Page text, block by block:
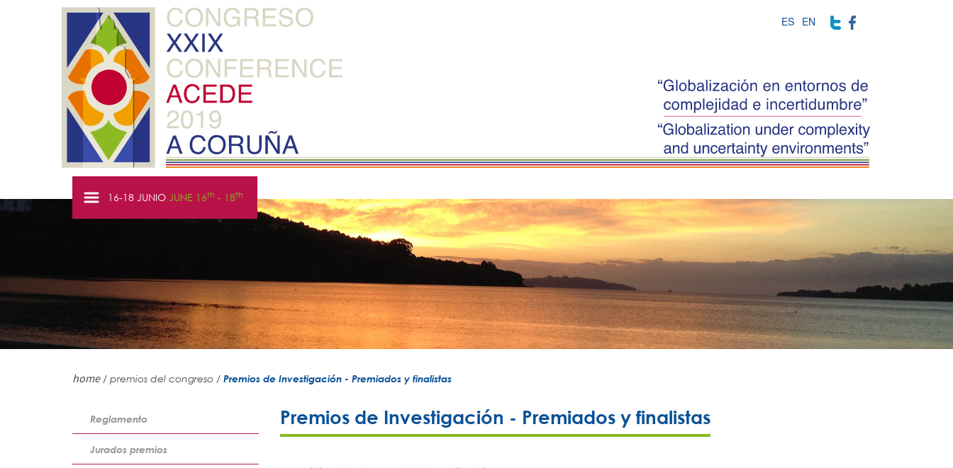
ES EN
16-18 JUNIO JUNE 16th - 18th
home/ premios del congreso / Premios de Investigación - Premiados y finalistas
Premios de Investigación - Premiados y finalistas
Reglamento
Jurados premios